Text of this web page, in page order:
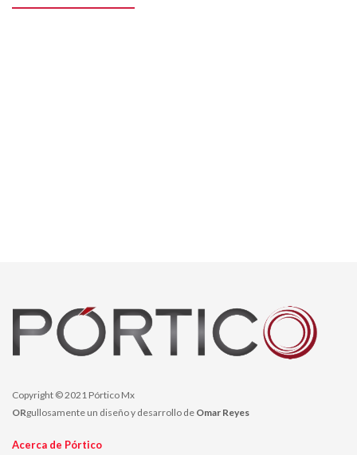
Copyright © 2021 Pórtico Mx
ORgullosamente un diseño y desarrollo de Omar Reyes
Acerca de Pórtico